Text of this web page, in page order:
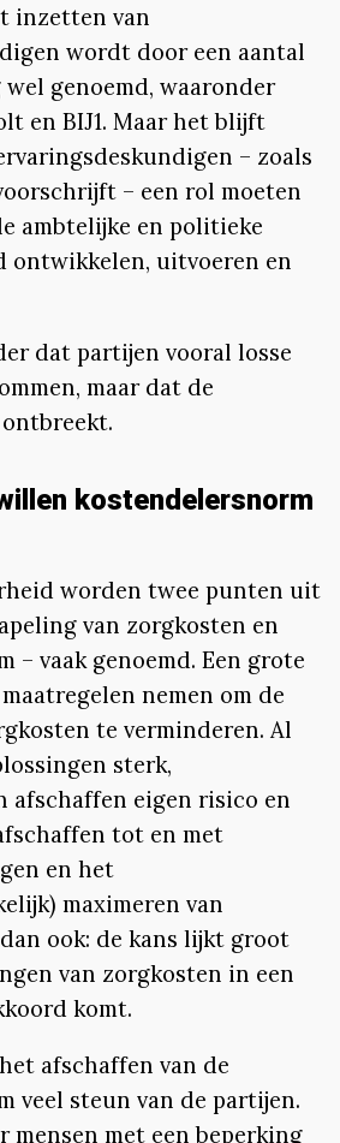
inzetten van
wordt door een aantal
genoemd, waaronder
en BIJ1. Maar het blijft
– zoals
– een rol moeten
ambtelijke en politieke
ontwikkelen, uitvoeren en
dat partijen vooral losse
maar dat de
ontbreekt.
kostendelersnorm
worden twee punten uit
van zorgkosten en
– vaak genoemd. Een grote
nemen om de
te verminderen. Al
sterk,
afschaffen eigen risico en
tot en met
en het
maximeren van
ook: de kans lijkt groot
van zorgkosten in een
komt.
afschaffen van de
veel steun van de partijen.
mensen met een beperking